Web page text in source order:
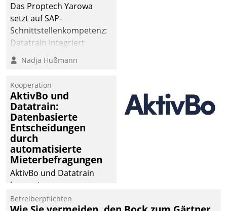
Das Proptech Yarowa
setzt auf SAP-
Schnittstellenkompetenz:
Datatrain integriert
Yarowas Portal zur
Vergabe und Verwaltung
operativen
Instandhaltung in die
SAP-Systemlandschaft
deutscher
Wohnungsunternehmen
– und beschleunigt damit
den Weg vom
Mieteranliegen zum
Nadja Hußmann
Kooperation
AktivBo und
Datatrain:
Datenbasierte
Entscheidungen
durch
automatisierte
Mieterbefragungen
AktivBo und Datatrain
kooperieren –
Immobilienunternehmen
Betreiberpflichten